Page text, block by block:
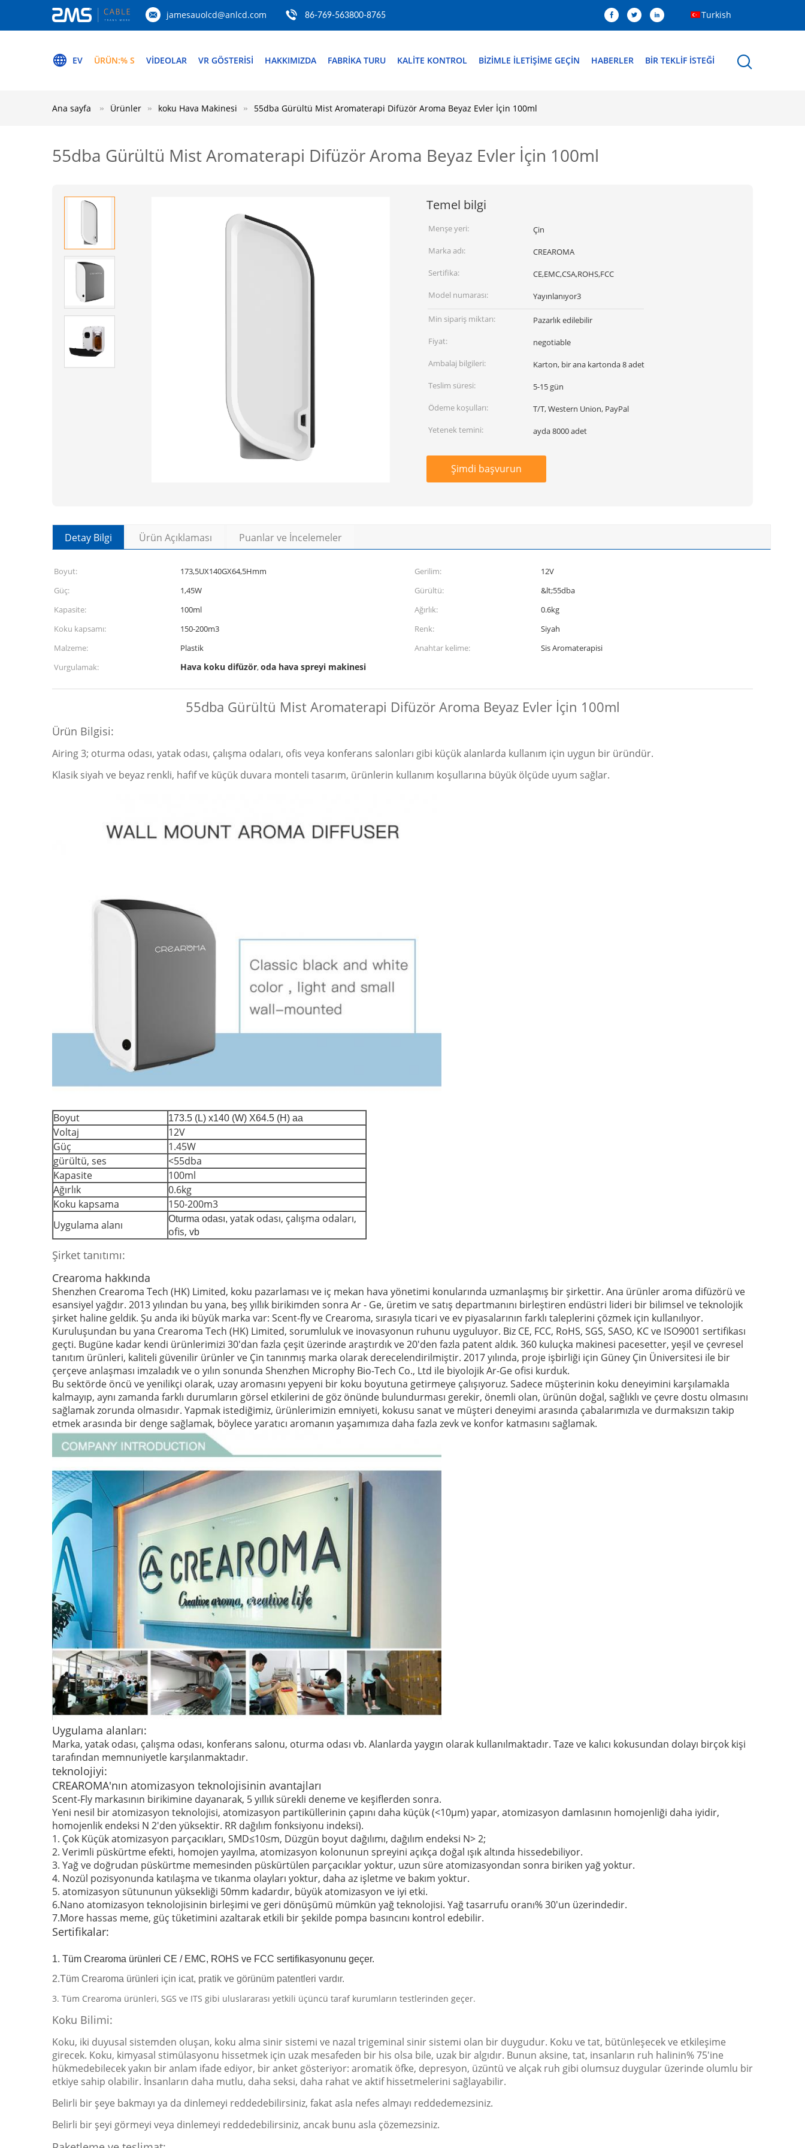
jamesauolcd@anlcd.com 86-769-563800-8765 Turkish
EV ÜRÜN:% S VİDEOLAR VR GÖSTERISI HAKKIMIZDA FABRIKA TURU KALITE KONTROL BIZIMLE ILETIŞIME GEÇIN HABERLER BIR TEKLIF ISTEĞI
Ana sayfa Ürünler koku Hava Makinesi 55dba Gürültü Mist Aromaterapi Difüzör Aroma Beyaz Evler İçin 100ml
55dba Gürültü Mist Aromaterapi Difüzör Aroma Beyaz Evler İçin 100ml
Temel bilgi
Menşe yeri:
Çin
Marka adı:
CREAROMA
Sertifika:
CE,EMC,CSA,ROHS,FCC
Model numarası:
Yayınlanıyor3
Min sipariş miktarı:
Pazarlık edilebilir
Fiyat:
negotiable
Ambalaj bilgileri:
Karton, bir ana kartonda 8 adet
Teslim süresi:
5-15 gün
Ödeme koşulları:
T/T, Western Union, PayPal
Yetenek temini:
ayda 8000 adet
Şimdi başvurun
Detay Bilgi Ürün Açıklaması Puanlar ve İncelemeler
Boyut: 173,5UX140GX64,5Hmm Gerilim:
12V
Güç:
1,45W Gürültü:
&lt;55dba
Kapasite:
100ml Ağırlık:
0.6kg
Koku kapsamı:
150-200m3 Renk:
Siyah
Malzeme:
Plastik Anahtar kelime:
Sis Aromaterapisi
Vurgulamak:
Hava koku difüzör,oda hava spreyi makinesi
55dba Gürültü Mist Aromaterapi Difüzör Aroma Beyaz Evler İçin 100ml
Ürün Bilgisi:
Airing 3; oturma odası, yatak odası, çalışma odaları, ofis veya konferans salonları gibi küçük alanlarda kullanım için uygun bir üründür.
Klasik siyah ve beyaz renkli, hafif ve küçük duvara monteli tasarım, ürünlerin kullanım koşullarına büyük ölçüde uyum sağlar.
Boyut 173.5 (L) x140 (W) X64.5 (H) aa
Voltaj
12V
Güç
1.45W
gürültü, ses
<55dba
Kapasite
100ml
Ağırlık
0.6kg
Koku kapsama
150-200m3
Uygulama alanı
Oturma odası, yatak odası, çalışma odaları,
ofis, vb
Şirket tanıtımı:
Crearoma hakkında
Shenzhen Crearoma Tech (HK) Limited, koku pazarlaması ve iç mekan hava yönetimi konularında uzmanlaşmış bir şirkettir. Ana ürünler aroma difüzörü ve
esansiyel yağdır. 2013 yılından bu yana, beş yıllık birikimden sonra Ar - Ge, üretim ve satış departmanını birleştiren endüstri lideri bir bilimsel ve teknolojik
şirket haline geldik. Şu anda iki büyük marka var: Scent-fly ve Crearoma, sırasıyla ticari ve ev piyasalarının farklı taleplerini çözmek için kullanılıyor.
Kuruluşundan bu yana Crearoma Tech (HK) Limited, sorumluluk ve inovasyonun ruhunu uyguluyor. Biz CE, FCC, RoHS, SGS, SASO, KC ve ISO9001 sertifikası
geçti. Bugüne kadar kendi ürünlerimizi 30'dan fazla çeşit üzerinde araştırdık ve 20'den fazla patent aldık. 360 kuluçka makinesi pacesetter, yeşil ve çevresel
tanıtım ürünleri, kaliteli güvenilir ürünler ve Çin tanınmış marka olarak derecelendirilmiştir. 2017 yılında, proje işbirliği için Güney Çin Üniversitesi ile bir
çerçeve anlaşması imzaladık ve o yılın sonunda Shenzhen Microphy Bio-Tech Co., Ltd ile biyolojik Ar-Ge ofisi kurduk.
Bu sektörde öncü ve yenilikçi olarak, uzay aromasını yepyeni bir koku boyutuna getirmeye çalışıyoruz. Sadece müşterinin koku deneyimini karşılamakla
kalmayıp, aynı zamanda farklı durumların görsel etkilerini de göz önünde bulundurması gerekir, önemli olan, ürünün doğal, sağlıklı ve çevre dostu olmasını
sağlamak zorunda olmasıdır. Yapmak istediğimiz, ürünlerimizin emniyeti, kokusu sanat ve müşteri deneyimi arasında çabalarımızla ve durmaksızın takip
etmek arasında bir denge sağlamak, böylece yaratıcı aromanın yaşamımıza daha fazla zevk ve konfor katmasını sağlamak.
Uygulama alanları:
Marka, yatak odası, çalışma odası, konferans salonu, oturma odası vb. Alanlarda yaygın olarak kullanılmaktadır. Taze ve kalıcı kokusundan dolayı birçok kişi
tarafından memnuniyetle karşılanmaktadır.
teknolojiyi:
CREAROMA'nın atomizasyon teknolojisinin avantajları
Scent-Fly markasının birikimine dayanarak, 5 yıllık sürekli deneme ve keşiflerden sonra.
Yeni nesil bir atomizasyon teknolojisi, atomizasyon partiküllerinin çapını daha küçük (<10μm) yapar, atomizasyon damlasının homojenliği daha iyidir,
homojenlik endeksi N 2'den yüksektir. RR dağılım fonksiyonu indeksi).
1. Çok Küçük atomizasyon parçacıkları, SMD≤10≤m, Düzgün boyut dağılımı, dağılım endeksi N> 2;
2. Verimli püskürtme efekti, homojen yayılma, atomizasyon kolonunun spreyini açıkça doğal ışık altında hissedebiliyor.
3. Yağ ve doğrudan püskürtme memesinden püskürtülen parçacıklar yoktur, uzun süre atomizasyondan sonra biriken yağ yoktur.
4. Nozül pozisyonunda katılaşma ve tıkanma olayları yoktur, daha az işletme ve bakım yoktur.
5. atomizasyon sütununun yüksekliği 50mm kadardır, büyük atomizasyon ve iyi etki.
6.Nano atomizasyon teknolojisinin birleşimi ve geri dönüşümü mümkün yağ teknolojisi. Yağ tasarrufu oranı% 30'un üzerindedir.
7.More hassas meme, güç tüketimini azaltarak etkili bir şekilde pompa basıncını kontrol edebilir.
Sertifikalar:
1. Tüm Crearoma ürünleri CE / EMC, ROHS ve FCC sertifikasyonunu geçer.
2.Tüm Crearoma ürünleri için icat, pratik ve görünüm patentleri vardır.
3. Tüm Crearoma ürünleri, SGS ve ITS gibi uluslararası yetkili üçüncü taraf kurumların testlerinden geçer.
Koku Bilimi:
Koku, iki duyusal sistemden oluşan, koku alma sinir sistemi ve nazal trigeminal sinir sistemi olan bir duygudur. Koku ve tat, bütünleşecek ve etkileşime
girecek. Koku, kimyasal stimülasyonu hissetmek için uzak mesafeden bir his olsa bile, uzak bir algıdır. Bunun aksine, tat, insanların ruh halinin% 75'ine
hükmedebilecek yakın bir anlam ifade ediyor, bir anket gösteriyor: aromatik öfke, depresyon, üzüntü ve alçak ruh gibi olumsuz duygular üzerinde olumlu bir
etkiye sahip olabilir. İnsanların daha mutlu, daha seksi, daha rahat ve aktif hissetmelerini sağlayabilir.
Belirli bir şeye bakmayı ya da dinlemeyi reddedebilirsiniz, fakat asla nefes almayı reddedemezsiniz.
Belirli bir şeyi görmeyi veya dinlemeyi reddedebilirsiniz, ancak bunu asla çözemezsiniz.